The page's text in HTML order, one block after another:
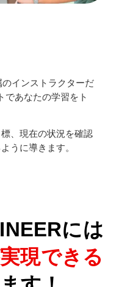
インストラクターだ
であなたの学習をト
、現在の状況を確認
うに導きます。
には
現できる